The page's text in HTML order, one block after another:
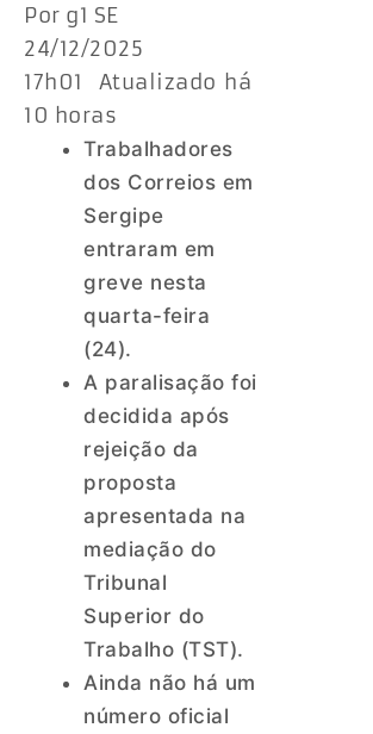
Por g1 SE
24/12/2025
17h01 Atualizado há
10 horas
Trabalhadores
dos Correios em
Sergipe
entraram em
greve nesta
quarta-feira
(24).
A paralisação foi
decidida após
rejeição da
proposta
apresentada na
mediação do
Tribunal
Superior do
Trabalho (TST).
Ainda não há um
número oficial